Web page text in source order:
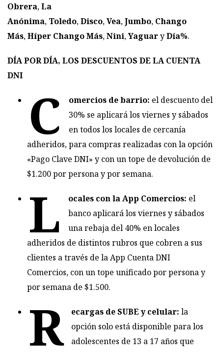
Obrera,La
Anónima, Toledo,Disco,Vea,Jumbo, Chango
Más,Híper Chango Más,Nini,YaguaryDía%.
DÍA POR DÍA, LOS DESCUENTOS DE LA CUENTA
DNI
C omercios de barrio: el descuento del
30% se aplicará los viernes y sábados
en todos los locales de cercanía
adheridos, para compras realizadas con la opción
«Pago Clave DNI» y con un tope de devolución de
$1.200 por persona y por semana.
L ocales con la App Comercios: el
banco aplicará los viernes y sábados
una rebaja del 40% en locales
adheridos de distintos rubros que cobren a sus
clientes a través de la App Cuenta DNI
Comercios, con un tope unificado por persona y
por semana de $1.500.
R ecargas de SUBE y celular: la
opción solo está disponible para los
adolescentes de 13 a 17 años que